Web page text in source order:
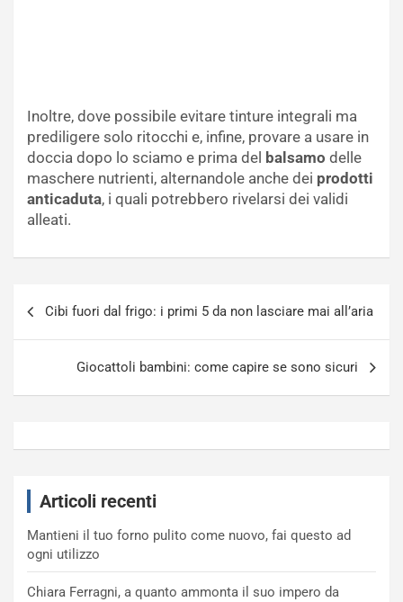
Inoltre, dove possibile evitare tinture integrali ma
prediligere solo ritocchi e, infine, provare a usare in
doccia dopo lo sciamo e prima del balsamo delle
maschere nutrienti, alternandole anche dei prodotti
anticaduta, i quali potrebbero rivelarsi dei validi
alleati.
Cibi fuori dal frigo: i primi 5 da non lasciare mai all’aria
Giocattoli bambini: come capire se sono sicuri
Articoli recenti
Mantieni il tuo forno pulito come nuovo, fai questo ad
ogni utilizzo
Chiara Ferragni, a quanto ammonta il suo impero da